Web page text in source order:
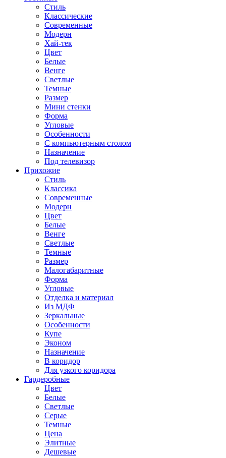
Стиль
Классические
Современные
Модерн
Хай-тек
Цвет
Белые
Венге
Светлые
Темные
Размер
Мини стенки
Форма
Угловые
Особенности
С компьютерным столом
Назначение
Под телевизор
Прихожие
Стиль
Классика
Современные
Модерн
Цвет
Белые
Венге
Светлые
Темные
Размер
Малогабаритные
Форма
Угловые
Отделка и материал
Из МДФ
Зеркальные
Особенности
Купе
Эконом
Назначение
В коридор
Для узкого коридора
Гардеробные
Цвет
Белые
Светлые
Серые
Темные
Цена
Элитные
Дешевые